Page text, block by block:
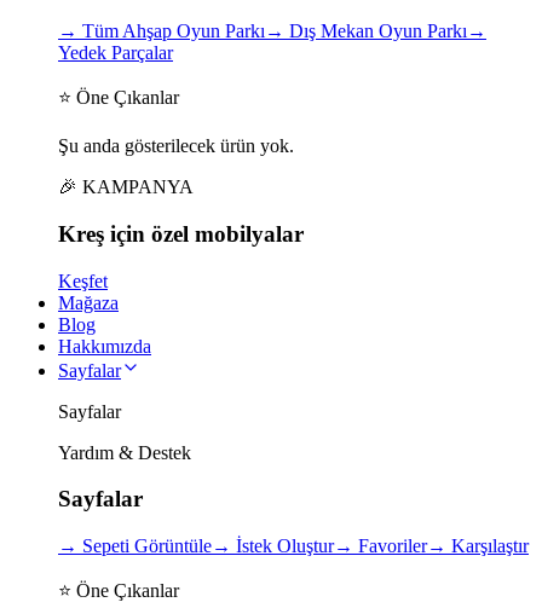
→ Tüm Ahşap Oyun Parkı → Dış Mekan Oyun Parkı →
Yedek Parçalar
⭐ Öne Çıkanlar
Şu anda gösterilecek ürün yok.
🎉 KAMPANYA
Kreş için özel mobilyalar
Keşfet
Mağaza
Blog
Hakkımızda
Sayfalar
Sayfalar
Yardım & Destek
Sayfalar
→ Sepeti Görüntüle→ İstek Oluştur→ Favoriler→ Karşılaştır
⭐ Öne Çıkanlar